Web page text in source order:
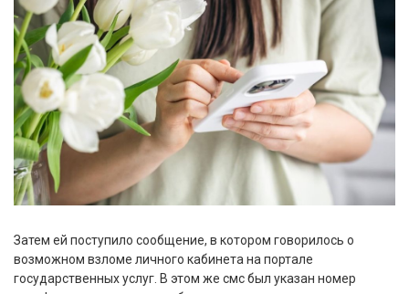
Затем ей поступило сообщение, в котором говорилось о
возможном взломе личного кабинета на портале
государственных услуг. В этом же смс был указан номер